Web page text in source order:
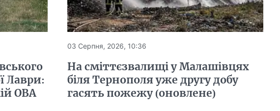
Лаври:
ОВА
03 Серпня, 2026, 10:36
На сміттєзвалищі у Малашівцях
біля Тернополя уже другу добу
гасять пожежу (оновлене)